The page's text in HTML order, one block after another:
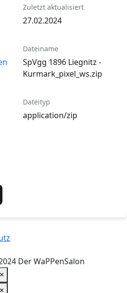
Zuletzt aktualisiert
27.02.2024
Dateiname
SpVgg 1896 Liegnitz -
Kurmark_pixel_ws.zip
Dateityp
application/zip
Der WaPPenSalon
×
×